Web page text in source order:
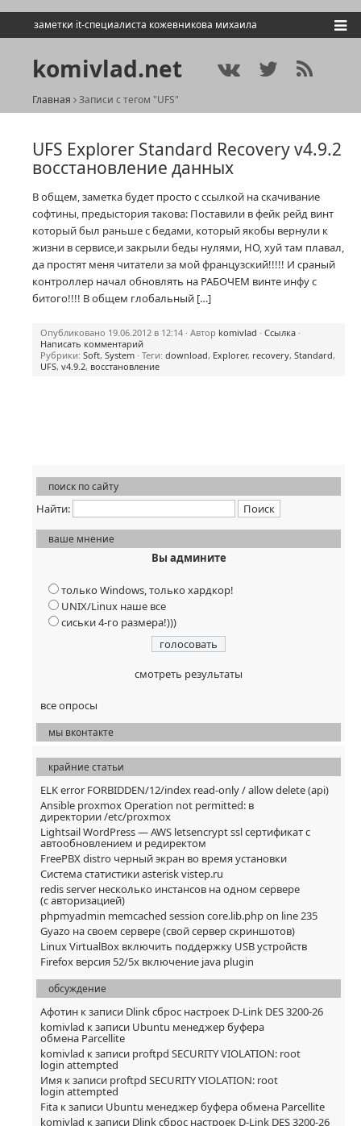
заметки it-специалиста кожевникова михаила
komivlad.net
Главная Записи с тегом "UFS"
UFS Explorer Standard Recovery v4.9.2
восстановление данных
В общем, заметка будет просто с ссылкой на скачивание
софтины, предыстория такова: Поставили в фейк рейд винт
который был раньше с бедами, который якобы вернули к
жизни в сервисе,и закрыли беды нулями, НО, хуй там плавал,
да простят меня читатели за мой французский!!!!! И сраный
контроллер начал обновлять на РАБОЧЕМ винте инфу с
битого!!!! В общем глобальный […]
Опубликовано 19.06.2012 в 12:14 · Автор komivlad · Ссылка ·
Написать комментарий
Рубрики: Soft, System · Теги: download, Explorer, recovery, Standard,
UFS, v4.9.2, восстановление
поиск по сайту
Найти:
ваше мнение
Вы админите
только Windows, только хардкор!
UNIX/Linux наше все
сиськи 4-го размера!)))
смотреть результаты
все опросы
мы вконтакте
крайние статьи
ELK error FORBIDDEN/12/index read-only / allow delete (api)
Ansible proxmox Operation not permitted: в
директории /etc/proxmox
Lightsail WordPress — AWS letsencrypt ssl сертификат с
автообновлением и редиректом
FreePBX distro черный экран во время установки
Система статистики asterisk vistep.ru
redis server несколько инстансов на одном сервере
(с авторизацией)
phpmyadmin memcached session core.lib.php on line 235
Gyazo на своем сервере (свой сервер скриншотов)
Linux VirtualBox включить поддержку USB устройств
Firefox версия 52/5x включение java plugin
обсуждение
Афотин к записи Dlink сброс настроек D-Link DES 3200-26
komivlad к записи Ubuntu менеджер буфера
обмена Parcellite
komivlad к записи proftpd SECURITY VIOLATION: root
login attempted
Имя к записи proftpd SECURITY VIOLATION: root
login attempted
Fita к записи Ubuntu менеджер буфера обмена Parcellite
komivlad к записи Dlink сброс настроек D-Link DES 3200-26